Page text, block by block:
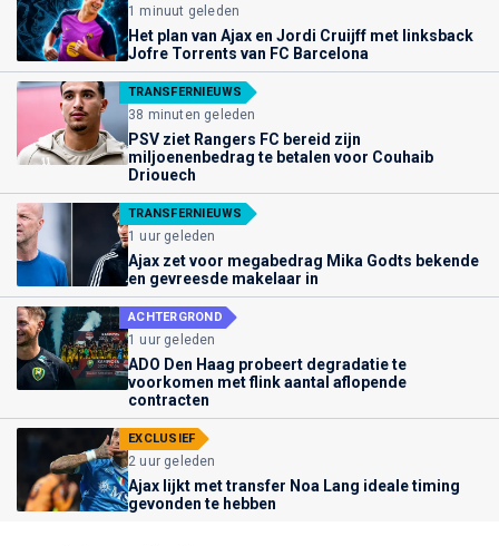
1 minuut geleden
Het plan van Ajax en Jordi Cruijff met linksback
Jofre Torrents van FC Barcelona
TRANSFERNIEUWS
38 minuten geleden
PSV ziet Rangers FC bereid zijn
miljoenenbedrag te betalen voor Couhaib
Driouech
TRANSFERNIEUWS
1 uur geleden
Ajax zet voor megabedrag Mika Godts bekende
en gevreesde makelaar in
ACHTERGROND
1 uur geleden
ADO Den Haag probeert degradatie te
voorkomen met flink aantal aflopende
contracten
EXCLUSIEF
2 uur geleden
Ajax lijkt met transfer Noa Lang ideale timing
gevonden te hebben